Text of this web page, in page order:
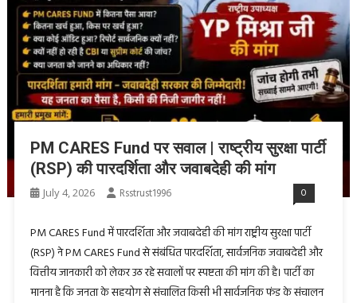
PM CARES Fund पर सवाल | राष्ट्रीय सुरक्षा पार्टी
(RSP) की पारदर्शिता और जवाबदेही की मांग
July 4, 2026 Rsstrust1996 0
PM CARES Fund में पारदर्शिता और जवाबदेही की मांग राष्ट्रीय सुरक्षा पार्टी
(RSP) ने PM CARES Fund से संबंधित पारदर्शिता, सार्वजनिक जवाबदेही और
वित्तीय जानकारी को लेकर उठ रहे सवालों पर स्पष्टता की मांग की है। पार्टी का
मानना है कि जनता के सहयोग से संचालित किसी भी सार्वजनिक फंड के संचालन